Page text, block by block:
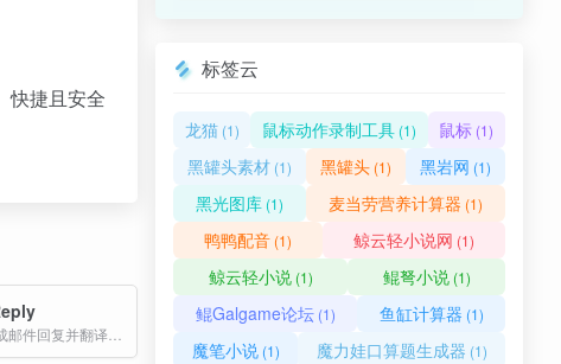
快捷且安全
标签云
龙猫(1) 鼠标动作录制工具(1) 鼠标 (1)
黑罐头素材 (1) 黑罐头 (1) 黑岩网 (1)
黑光图库 (1) 麦当劳营养计算器 (1)
鸭鸭配音 (1) 鲸云轻小说网 (1)
鲸云轻小说(1) 鲲弩小说(1)
鲲Galgame论坛(1) 鱼缸计算器 (1)
魔笔小说(1) 魔力娃口算题生成器 (1)